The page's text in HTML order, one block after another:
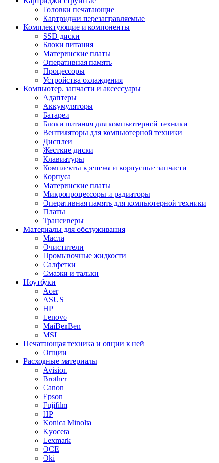
Головки печатающие
Картриджи перезаправляемые
Комплектующие и компоненты
SSD диски
Блоки питания
Материнские платы
Оперативная память
Процессоры
Устройства охлаждения
Компьютер. запчасти и аксессуары
Адаптеры
Аккумуляторы
Батареи
Блоки питания для компьютерной техники
Вентиляторы для компьютерной техники
Дисплеи
Жесткие диски
Клавиатуры
Комплекты крепежа и корпусные запчасти
Корпуса
Материнские платы
Микропроцессоры и радиаторы
Оперативная память для компьютерной техники
Платы
Трансиверы
Материалы для обслуживания
Масла
Очистители
Промывочные жидкости
Салфетки
Смазки и тальки
Ноутбуки
Acer
ASUS
HP
Lenovo
MaiBenBen
MSI
Печатающая техника и опции к ней
Опции
Расходные материалы
Avision
Brother
Canon
Epson
Fujifilm
HP
Konica Minolta
Kyocera
Lexmark
OCE
Oki